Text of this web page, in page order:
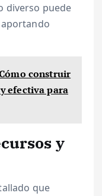
diverso puede
construir
efectiva para
y
que